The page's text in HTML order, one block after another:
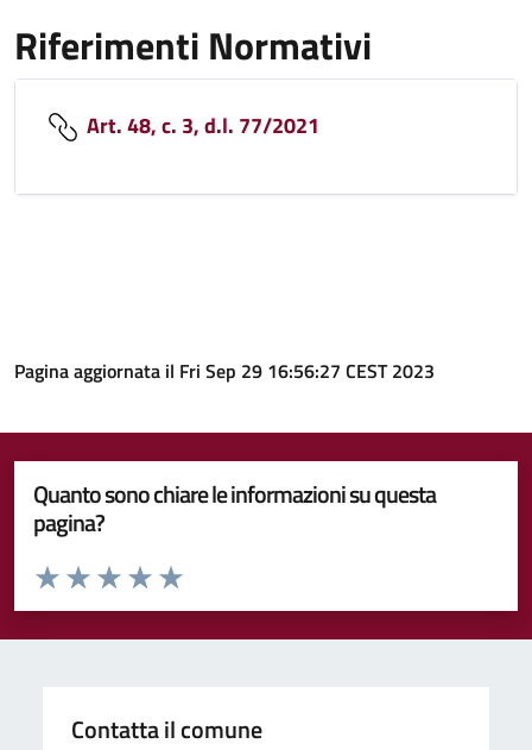
Riferimenti Normativi
Art. 48, c. 3, d.l. 77/2021
Pagina aggiornata il Fri Sep 29 16:56:27 CEST 2023
Quanto sono chiare le informazioni su questa
pagina?
Valuta da 1 a 5 stelle la pagina
Valuta 5 stelle su 5
Valuta 4 stelle su 5
Valuta 3 stelle su 5
Valuta 2 stelle su 5
Valuta 1 stelle su 5
Contatta il comune